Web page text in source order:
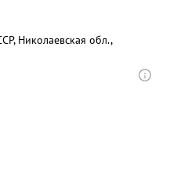
Николаевская обл.,